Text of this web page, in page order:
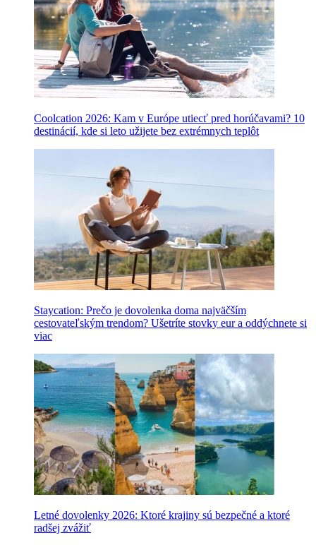
Coolcation 2026: Kam v Európe utiecť pred horúčavami? 10
destinácií, kde si leto užijete bez extrémnych teplôt
Staycation: Prečo je dovolenka doma najväčším
cestovateľským trendom? Ušetríte stovky eur a oddýchnete si
viac
Letné dovolenky 2026: Ktoré krajiny sú bezpečné a ktoré
radšej zvážiť